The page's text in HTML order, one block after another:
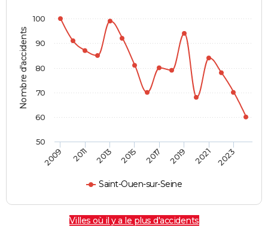
COPAINS D'AVANT
S'inscrire
Se connecter
Lycées
Collèges
Primaires
Universités
Entreprises
Service militaire
Avis de recherche
AVIS DE DÉCÈS
FORUM
Bricolage
Lifestyle
Culture
Sport
Auto
Television
Voyage
Cinema
Nombre d'accidents
Saint-Ouen-sur-Seine
2009 2011 2013 2015 2017 2019 2021 2023
50
60
70
80
90
100
Villes où il y a le plus d'accidents